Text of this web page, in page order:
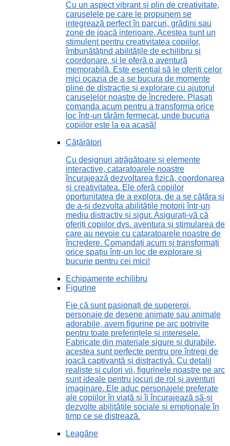
Cu un aspect vibrant și plin de creativitate,
caruselele pe care le propunem se
integrează perfect în parcuri, grădini sau
zone de joacă interioare. Acestea sunt un
stimulent pentru creativitatea copiilor,
îmbunătățind abilitățile de echilibru și
coordonare, și le oferă o aventură
memorabilă. Este esențial să le oferiți celor
mici ocazia de a se bucura de momente
pline de distracție și explorare cu ajutorul
caruselelor noastre de încredere. Plasați
comanda acum pentru a transforma orice
loc într-un tărâm fermecat, unde bucuria
copiilor este la ea acasă!
Cățărători
Cu designuri atrăgătoare și elemente
interactive, cataratoarele noastre
încurajează dezvoltarea fizică, coordonarea
și creativitatea. Ele oferă copiilor
oportunitatea de a explora, de a se cățăra și
de a-și dezvolta abilitățile motorii într-un
mediu distractiv și sigur. Asigurați-vă că
oferiți copiilor dvs. aventura și stimularea de
care au nevoie cu cataratoarele noastre de
încredere. Comandați acum și transformați
orice spațiu într-un loc de explorare și
bucurie pentru cei mici!
Echipamente echilibru
Figurine
Fie că sunt pasionați de supereroi,
personaje de desene animate sau animale
adorabile, avem figurine pe arc potrivite
pentru toate preferințele și interesele.
Fabricate din materiale sigure și durabile,
acestea sunt perfecte pentru ore întregi de
joacă captivantă și distractivă. Cu detalii
realiste și culori vii, figurinele noastre pe arc
sunt ideale pentru jocuri de rol și aventuri
imaginare. Ele aduc personajele preferate
ale copiilor în viață și îi încurajează să-și
dezvolte abilitățile sociale și emoționale în
timp ce se distrează.
Leagăne